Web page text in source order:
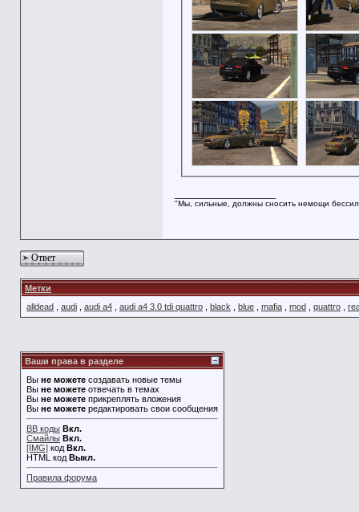
"Мы, сильные, должны сносить немощи
Ответ
Метки
alldead
audi audi a4 audi a4 3.0 tdi quattro black blue mafia mod quattro
Ваши права в разделе
Вы не можете создавать новые темы
Вы не можете отвечать в темах
Вы не можете прикреплять вложения
Вы не можете редактировать свои сообщения
BB коды Вкл.
Смайлы Вкл.
[IMG] код Вкл.
HTML код Выкл.
Правила форума